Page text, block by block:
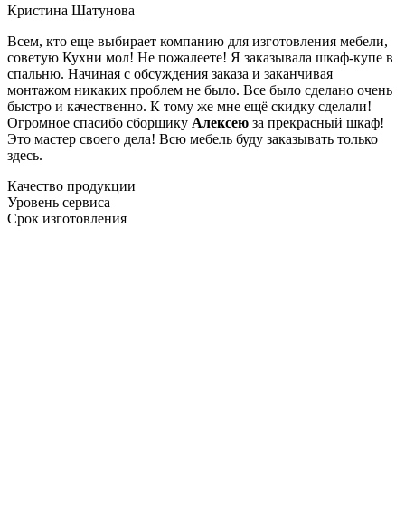
Кристина Шатунова
Всем, кто еще выбирает компанию для изготовления мебели,
советую Кухни мол! Не пожалеете! Я заказывала шкаф-купе в
спальню. Начиная с обсуждения заказа и заканчивая
монтажом никаких проблем не было. Все было сделано очень
быстро и качественно. К тому же мне ещё скидку сделали!
Огромное спасибо сборщику Алексею за прекрасный шкаф!
Это мастер своего дела! Всю мебель буду заказывать только
здесь.
Качество продукции
Уровень сервиса
Срок изготовления